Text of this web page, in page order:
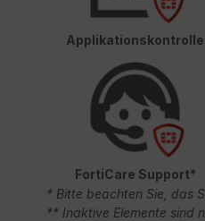
Applikationskontrolle
FortiCare Support*
* Bitte beachten Sie, das
** Inaktive Elemente sind